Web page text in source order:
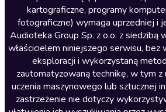
Nagrania relaksacyjne
Nauka języków
Nauki humanistyczne
Podcasty i audycje
Polityka
kartograficzne, programy
fotograficzne) wymaga uprzedniej i
Audioteka Group Sp. z o.o. z siedzibą
właścicielem niniejszego serwisu, bez
eksploracji i wykorzystaną
zautomatyzowaną technikę, w tym z
uczenia maszynowego lub sztucznej
zastrzeżenie nie dotyczy